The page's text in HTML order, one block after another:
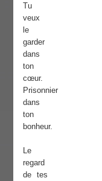
Tu
veux
le
garder
dans
ton
cœur.
Prisonnier
dans
ton
bonheur.
Le
regard
de tes